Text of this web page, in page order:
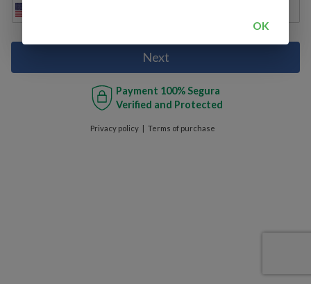
Next
Payment 100% Segura
Verified and Protected
Privacy policy Terms of purchase
OK